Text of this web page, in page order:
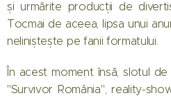
și urmărite producții de
Tocmai de aceea, lipsa unui
neliniștește pe fanii formatului.
În acest moment însă, slotul
"Survivor România", reality-